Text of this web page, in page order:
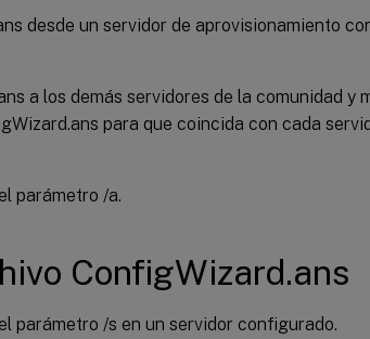
desde un servidor de aprovisionamiento
a los demás servidores de la comunidad y
para que coincida con cada
parámetro /a.
ConfigWizard.ans
parámetro /s en un servidor configurado.